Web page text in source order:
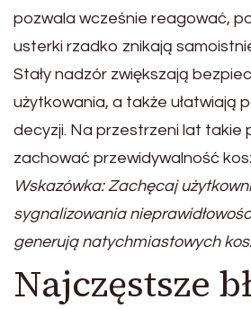
pozwala wcześnie reagować,
usterki rzadko znikają
Stały nadzór zwiększają
użytkowania, a także ułatwiają
decyzji. Na przestrzeni lat takie
zachować przewidywalność
Wskazówka: Zachęcaj
sygnalizowania
generują natychmiastowych
Najczęstsze